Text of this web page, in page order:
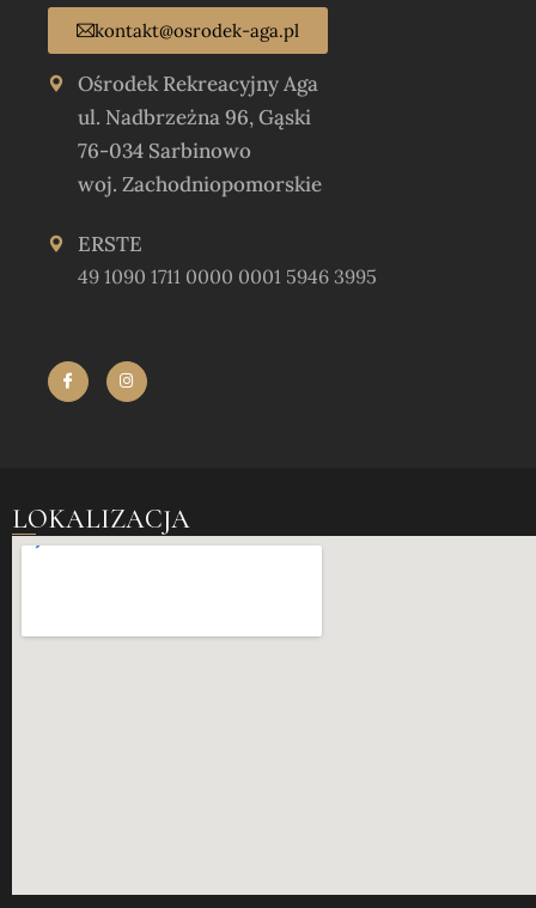
kontakt@osrodek-aga.pl
Ośrodek Rekreacyjny Aga
ul. Nadbrzeżna 96, Gąski
76-034 Sarbinowo
woj. Zachodniopomorskie
ERSTE
49 1090 1711 0000 0001 5946 3995
LOKALIZACJA